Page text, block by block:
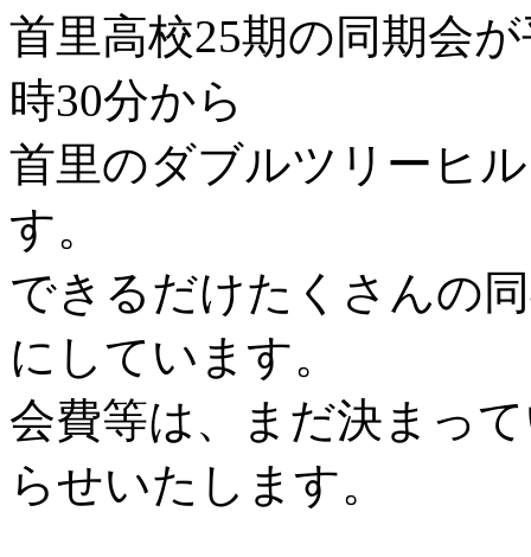
首里高校25期の同期会
時30分から
首里のダブルツリーヒ
す。
できるだけたくさんの
にしています。
会費等は、まだ決まっ
らせいたします。